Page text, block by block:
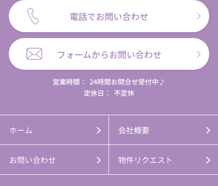
電話でお問い合わせ
フォームからお問い合わせ
営業時間： 24時間お問合せ受付中♪
定休日：
不定休
ホーム 会社概要
お問い合わせ 物件リクエスト